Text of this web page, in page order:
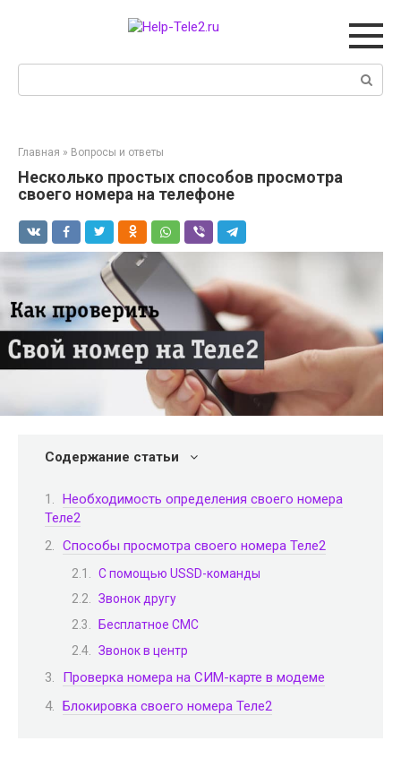
Главная » Вопросы и ответы
Несколько простых способов просмотра
своего номера на телефоне
Содержание статьи
Необходимость определения своего номера
Теле2
Способы просмотра своего номера Теле2
С помощью USSD-команды
Звонок другу
Бесплатное СМС
Звонок в центр
Проверка номера на СИМ-карте в модеме
Блокировка своего номера Теле2